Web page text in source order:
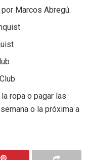
Marcos Abregú.
ropa o pagar las
o la próxima a